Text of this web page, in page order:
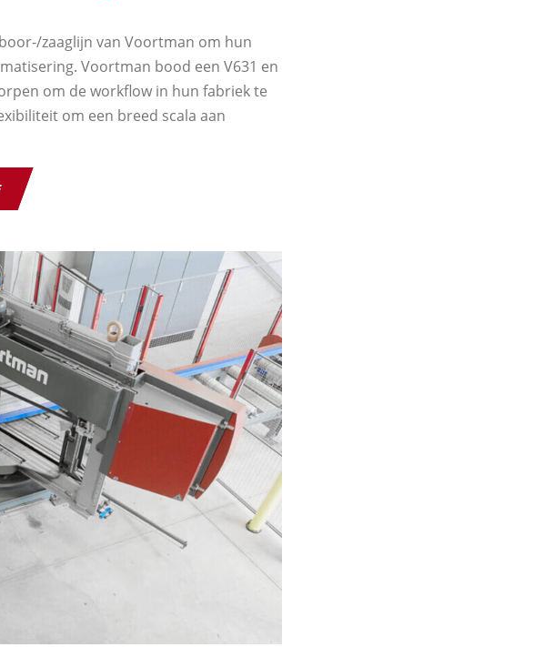
zaaglijn van Voortman om hun
Voortman bood een V631 en
om de workflow in hun fabriek te
om een breed scala aan